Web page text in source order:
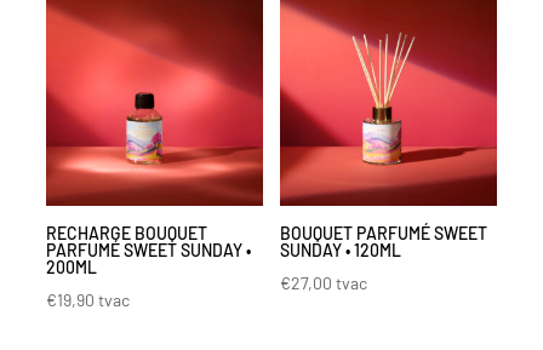
RECHARGE BOUQUET
PARFUMÉ SWEET SUNDAY •
200ML
€19,90 tvac
BOUQUET PARFUMÉ SWEET
SUNDAY • 120ML
€27,00 tvac